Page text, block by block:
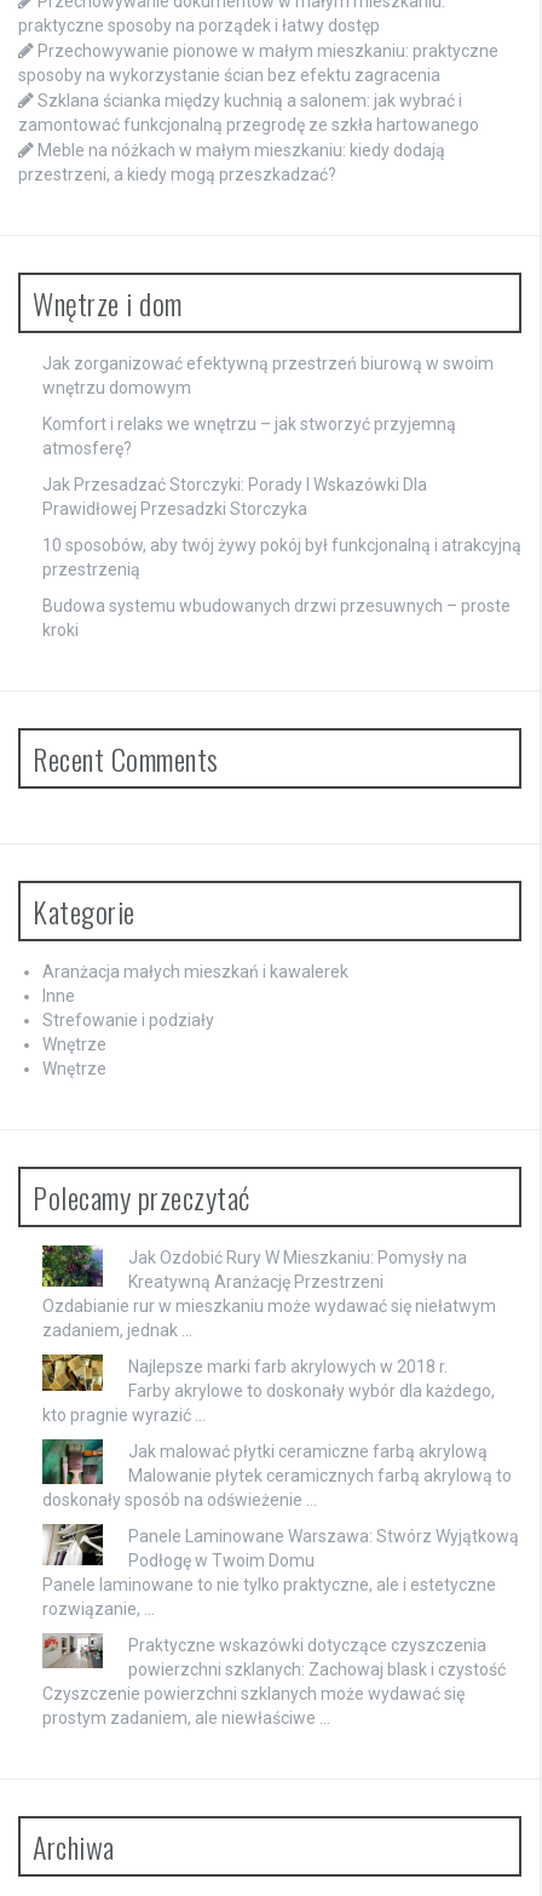
praktyczne sposoby na porządek i łatwy dostęp
Przechowywanie pionowe w małym mieszkaniu: praktyczne
sposoby na wykorzystanie ścian bez efektu zagracenia
Szklana ścianka między kuchnią a salonem: jak wybrać i
zamontować funkcjonalną przegrodę ze szkła hartowanego
Meble na nóżkach w małym mieszkaniu: kiedy dodają
przestrzeni, a kiedy mogą przeszkadzać?
Wnętrze i dom
Jak zorganizować efektywną przestrzeń biurową w swoim
wnętrzu domowym
Komfort i relaks we wnętrzu – jak stworzyć przyjemną
atmosferę?
Jak Przesadzać Storczyki: Porady I Wskazówki Dla
Prawidłowej Przesadzki Storczyka
10 sposobów, aby twój żywy pokój był funkcjonalną i atrakcyjną
przestrzenią
Budowa systemu wbudowanych drzwi przesuwnych – proste
kroki
Recent Comments
Kategorie
Aranżacja małych mieszkań i kawalerek
Inne
Strefowanie i podziały
Wnętrze
Wnętrze
Polecamy przeczytać
Jak Ozdobić Rury W Mieszkaniu: Pomysły na
Kreatywną Aranżację Przestrzeni
Ozdabianie rur w mieszkaniu może wydawać się niełatwym
zadaniem, jednak …
Najlepsze marki farb akrylowych w 2018 r.
Farby akrylowe to doskonały wybór dla każdego,
kto pragnie wyrazić …
Jak malować płytki ceramiczne farbą akrylową
Malowanie płytek ceramicznych farbą akrylową to
doskonały sposób na odświeżenie …
Panele Laminowane Warszawa: Stwórz Wyjątkową
Podłogę w Twoim Domu
Panele laminowane to nie tylko praktyczne, ale i estetyczne
rozwiązanie, …
Praktyczne wskazówki dotyczące czyszczenia
powierzchni szklanych: Zachowaj blask i czystość
Czyszczenie powierzchni szklanych może wydawać się
prostym zadaniem, ale niewłaściwe …
Archiwa